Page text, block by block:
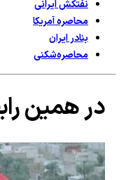
نفتکش ایرانی
محاصره آمریکا
بنادر ایران
محاصره‌شکنی
در همین